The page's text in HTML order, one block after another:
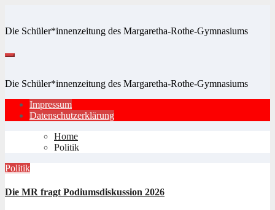
springen
Die Schüler*innenzeitung des Margaretha-Rothe-Gymnasiums
Die Schüler*innenzeitung des Margaretha-Rothe-Gymnasiums
Impressum
Datenschutzerklärung
Home
Politik
Politik
Die MR fragt Podiumsdiskussion 2026